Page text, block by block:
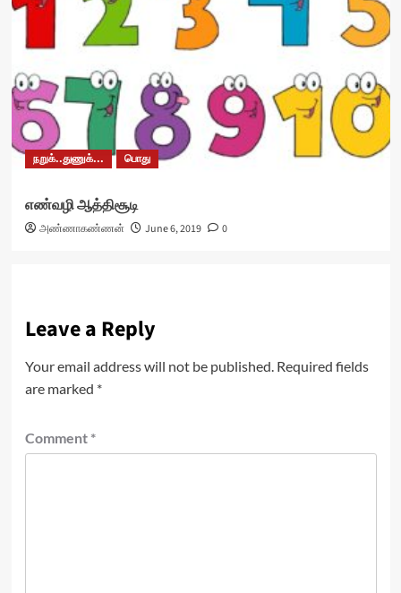
நறுக்..துணுக்... பொது
எண்வழி ஆத்திசூடி
அண்ணாகண்ணன் June 6, 2019 0
Leave a Reply
Your email address will not be published. Required fields
are marked *
Comment *